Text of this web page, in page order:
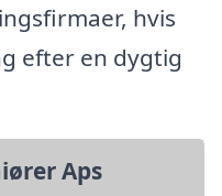
hvis
efter en dygtig
Aps